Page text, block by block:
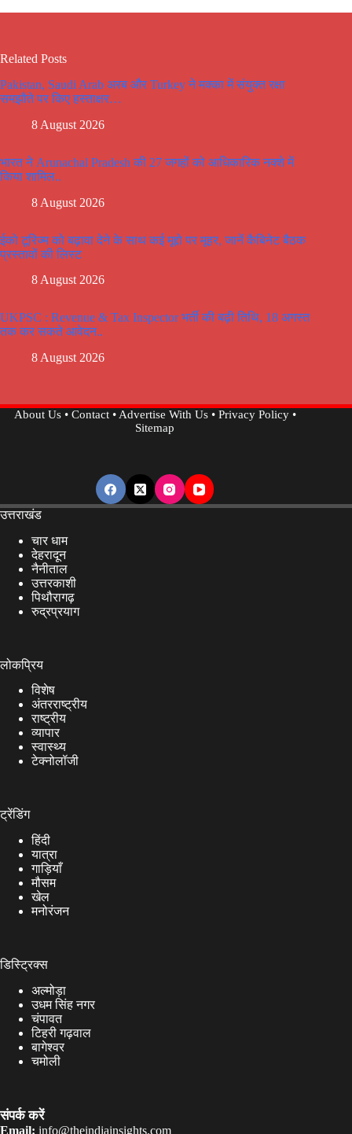
Related Posts
Pakistan, Saudi Arab अरब और Turkey ने मक्का में संयुक्त रक्षा
समझौते पर किए हस्ताक्षर…
8 August 2026
भारत ने Arunachal Pradesh की 27 जगहों को आधिकारिक नक्शे में
किया शामिल..
8 August 2026
ईको टूरिज्म को बढ़ावा देने के साथ कई मूद्दो पर मूहर, जानें कैबिनेट बैठक
प्रस्तावों की लिस्ट
8 August 2026
UKPSC : Revenue & Tax Inspector भर्ती की बढ़ी तिथि, 18 अगस्त
तक कर सकते आवेदन..
8 August 2026
About Us• Contact•Advertise With Us• Privacy Policy•
Sitemap
उत्तराखंड
चार धाम
देहरादून
नैनीताल
उत्तरकाशी
पिथौरागढ़
रुद्रप्रयाग
लोकप्रिय
विशेष
अंतरराष्ट्रीय
राष्ट्रीय
व्यापार
स्वास्थ्य
टेक्नोलॉजी
ट्रेंडिंग
हिंदी
यात्रा
गाड़ियाँ
मौसम
खेल
मनोरंजन
डिस्ट्रिक्स
अल्मोड़ा
उधम सिंह नगर
चंपावत
टिहरी गढ़वाल
बागेश्वर
चमोली
संपर्क करें
Email: info@theindiainsights.com